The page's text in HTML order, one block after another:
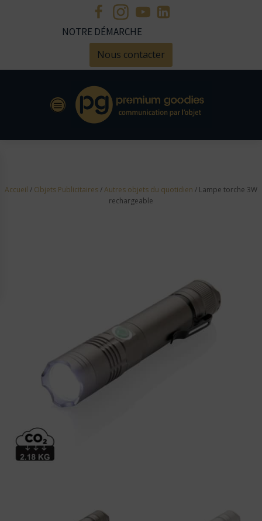
NOTRE DÉMARCHE
Nous contacter
Accueil / Objets Publicitaires/Autres objets du quotidien / Lampe torche 3W
rechargeable